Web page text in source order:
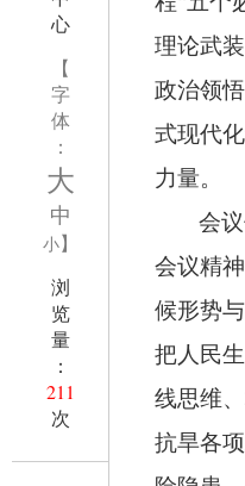
心
【
字
体
：
大
中
小】
浏
览
量
：
211
次
理论武
政治领
式现代
力量。
会
会议精
候形势
把人民
线思维
抗旱各